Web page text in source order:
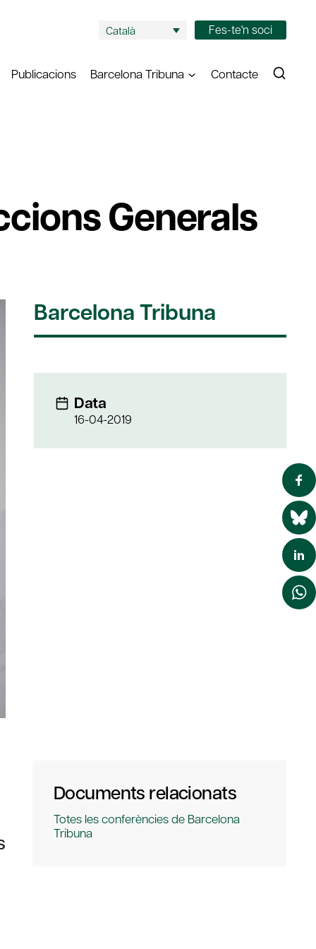
Català Fes-te'n soci
Publicacions Barcelona Tribuna Contacte
Generals
Barcelona Tribuna
Data
16-04-2019
Documents relacionats
Totes les conferències de Barcelona
Tribuna